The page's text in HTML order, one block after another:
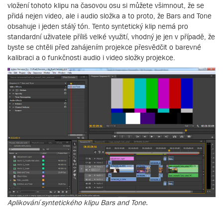
vložení tohoto klipu na časovou osu si můžete všimnout, že se
přidá nejen video, ale i audio složka a to proto, že Bars and Tone
obsahuje i jeden stálý tón. Tento syntetický klip nemá pro
standardní uživatele příliš velké využití, vhodný je jen v případě, že
byste se chtěli před zahájením projekce přesvědčit o barevné
kalibraci a o funkčnosti audio i video složky projekce.
Aplikování syntetického klipu Bars and Tone.